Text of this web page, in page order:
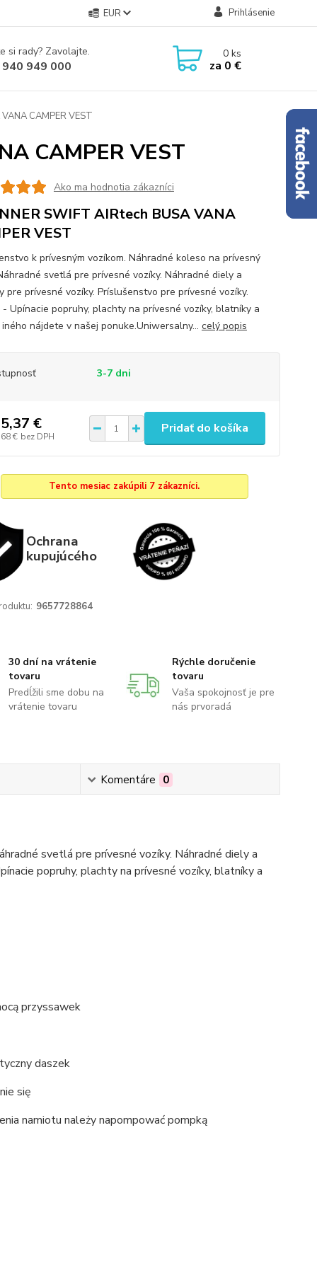
EUR Prihlásenie
si rady? Zavolajte.
949 000
0ks
za 0 €
CAMPER VEST
CAMPER VEST
Ako ma hodnotia zákazníci
SWIFT AIRtech BUSA VANA
VEST
k prívesným vozíkom. Náhradné koleso na prívesný
svetlá pre prívesné vozíky. Náhradné diely a
pre prívesné vozíky. Príslušenstvo pre prívesné vozíky.
Upínacie popruhy, plachty na prívesné vozíky, blatníky a
nájdete v našej ponuke.Uniwersalny... celý popis
3-7 dni
€
€ bez DPH
Pridať do košíka
Tento mesiac zakúpili 7 zákazníci.
Ochrana
kupujúcého
9657728864
30 dní na vrátenie
tovaru
Predĺžili sme dobu na
vrátenie tovaru
Rýchle doručenie
tovaru
Vaša spokojnosť je pre
nás prvoradá
Komentáre 0
svetlá pre prívesné vozíky. Náhradné diely a
popruhy, plachty na prívesné vozíky, blatníky a
przyssawek
daszek
się
namiotu należy napompować pompką